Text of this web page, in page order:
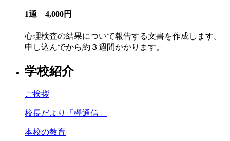
1通 4,000円
心理検査の結果について報告する文書を作成します。
申し込んでから約３週間かかります。
学校紹介
ご挨拶
校長だより「欅通信」
本校の教育